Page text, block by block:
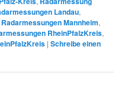
Landau,
Radarmessungen Mannheim,
RheinPfalzKreis,
|Schreibe einen